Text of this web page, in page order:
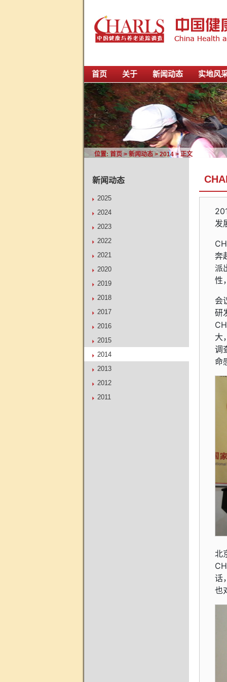
首页 关于 新闻动态 实地风
位置: 首页>新闻动态>2014> 正文
新闻动态
2025
2024
2023
2022
2021
2020
2019
2018
2017
2016
2015
2014
2013
2012
2011
发
奔
派
性
会
研
大
调
命
北
话
也